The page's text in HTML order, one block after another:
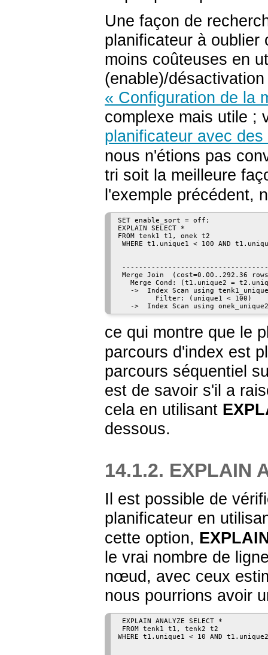
Une façon de
planificateur à oublier
moins coûteuses en
(enable)/
« Configuration de la
complexe mais utile ;
planificateur avec
nous n'étions pas
tri soit la meilleure
l'exemple précédent,
SET enable_sort = off;
EXPLAIN SELECT *
FROM tenk1 t1, onek t2
WHERE t1.unique1 < 100 AND
Merge Join  (cost=0.00..292.36
Merge Cond: (t1.unique2 =
->  Index Scan using
         Filter: (unique1 < 100)
ce qui montre que le
parcours d'index est
parcours séquentiel
est de savoir s'il a
cela en utilisant
dessous.
14.1.2. EXPLAIN
Il est possible de
planificateur en
cette option,
le vrai nombre de
nœud, avec ceux
nous pourrions avoir
EXPLAIN ANALYZE SELECT *
FROM tenk1 t1, tenk2 t2
WHERE t1.unique1 < 10 AND